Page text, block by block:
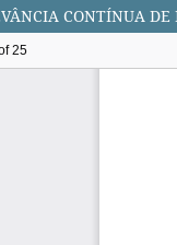
CONTÍNUA DE